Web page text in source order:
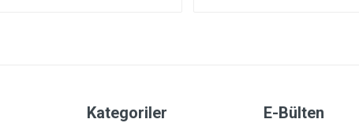
Kategoriler E-Bülten